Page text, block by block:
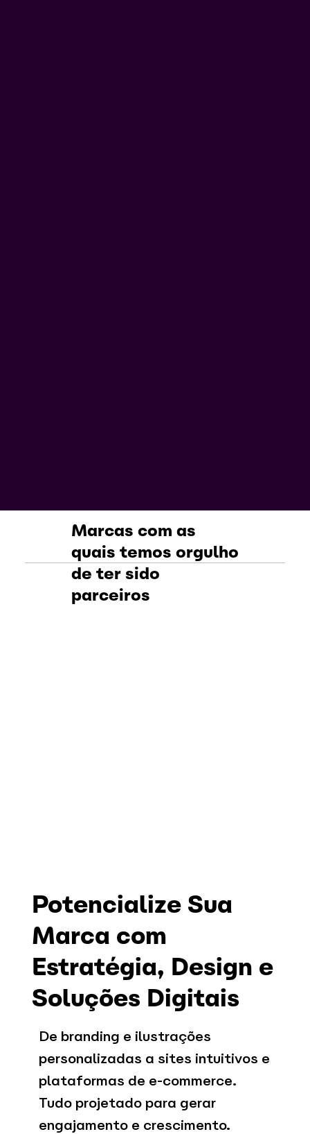
Marcas com as
quais temos orgulho
de ter sido
parceiros
Potencialize Sua
Marca com
Estratégia, Design e
Soluções Digitais
De branding e ilustrações
personalizadas a sites intuitivos e
plataformas de e-commerce.
Tudo projetado para gerar
engajamento e crescimento.